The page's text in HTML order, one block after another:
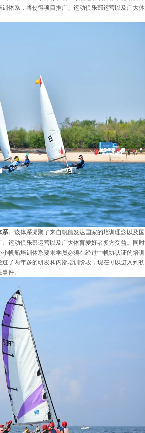
体系，将使得项目推广、运动俱乐部运营以及广大体
系。该体系凝聚了来自帆船发达国家的培训理念以及国
运动俱乐部运营以及广大体育爱好者多方受益。同时
帆船培训体系要求学员必须在经过中帆协认证的培训
了两年多的研发和内部培训阶段，现在可以进入到初
件。